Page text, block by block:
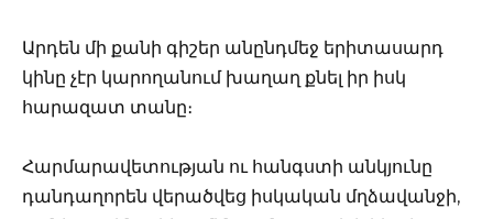
Արդեն մի քանի գիշեր անընդմեջ երիտասարդ
կինը չէր կարողանում խաղաղ քնել իր իսկ
հարազատ տանը։
Հարմարավետության ու հանգստի անկյունը
դանդաղորեն վերածվեց իսկական մղձավանջի,